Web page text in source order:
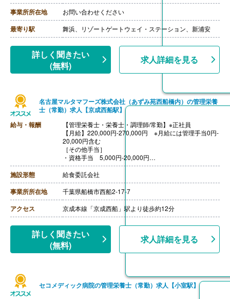
・変則勤務手当 5,000円
【賞与】年2回（計3.00ヶ月分）※前年度実績
【通勤手当】あり（上限30,000円/月）
【昇給】あり（1月あたり1,000円-2,200円）※前年度実
績
事業所所在地 お問い合わせください
最寄り駅 舞浜、リゾートゲートウェイ・ステーション、新浦安
詳しく聞きたい
(無料)
求人詳細を見る
名古屋マルタマフーズ株式会社（あずみ苑西船橋内）の管理栄養
士（常勤）求人【京成西船駅】
給与・報酬
【管理栄養士・栄養士・調理師/常勤】※正社員
【月給】220,000円-270,000円 ※月給には管理手当0円-
20,000円含む
［その他手当］
・資格手当 5,000円-20,000円
【賞与】年2回 ※2023年度実績
【通勤手当】あり（上限20,000円/月）
【昇給】あり ※不定期・業績による
【退職金】あり ※勤続3年以上
施設形態 給食委託会社
事業所所在地 千葉県船橋市西船2-17-7
アクセス 京成本線「京成西船」駅より徒歩約12分
詳しく聞きたい
(無料)
求人詳細を見る
セコメディック病院の管理栄養士（常勤）求人【小室駅】